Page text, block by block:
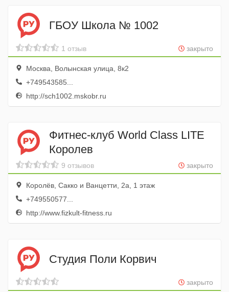
ГБОУ Школа № 1002
закрыто
1 отзыв
Москва, Волынская улица, 8к2
+749543585...
http://sch1002.mskobr.ru
Фитнес-клуб World Class LITE
Королев
закрыто
9 отзывов
Королёв, Сакко и Ванцетти, 2а, 1 этаж
+749550577...
http://www.fizkult-fitness.ru
Студия Поли Корвич
закрыто